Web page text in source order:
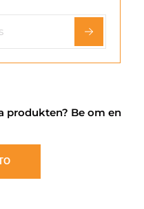
produkten? Be om en